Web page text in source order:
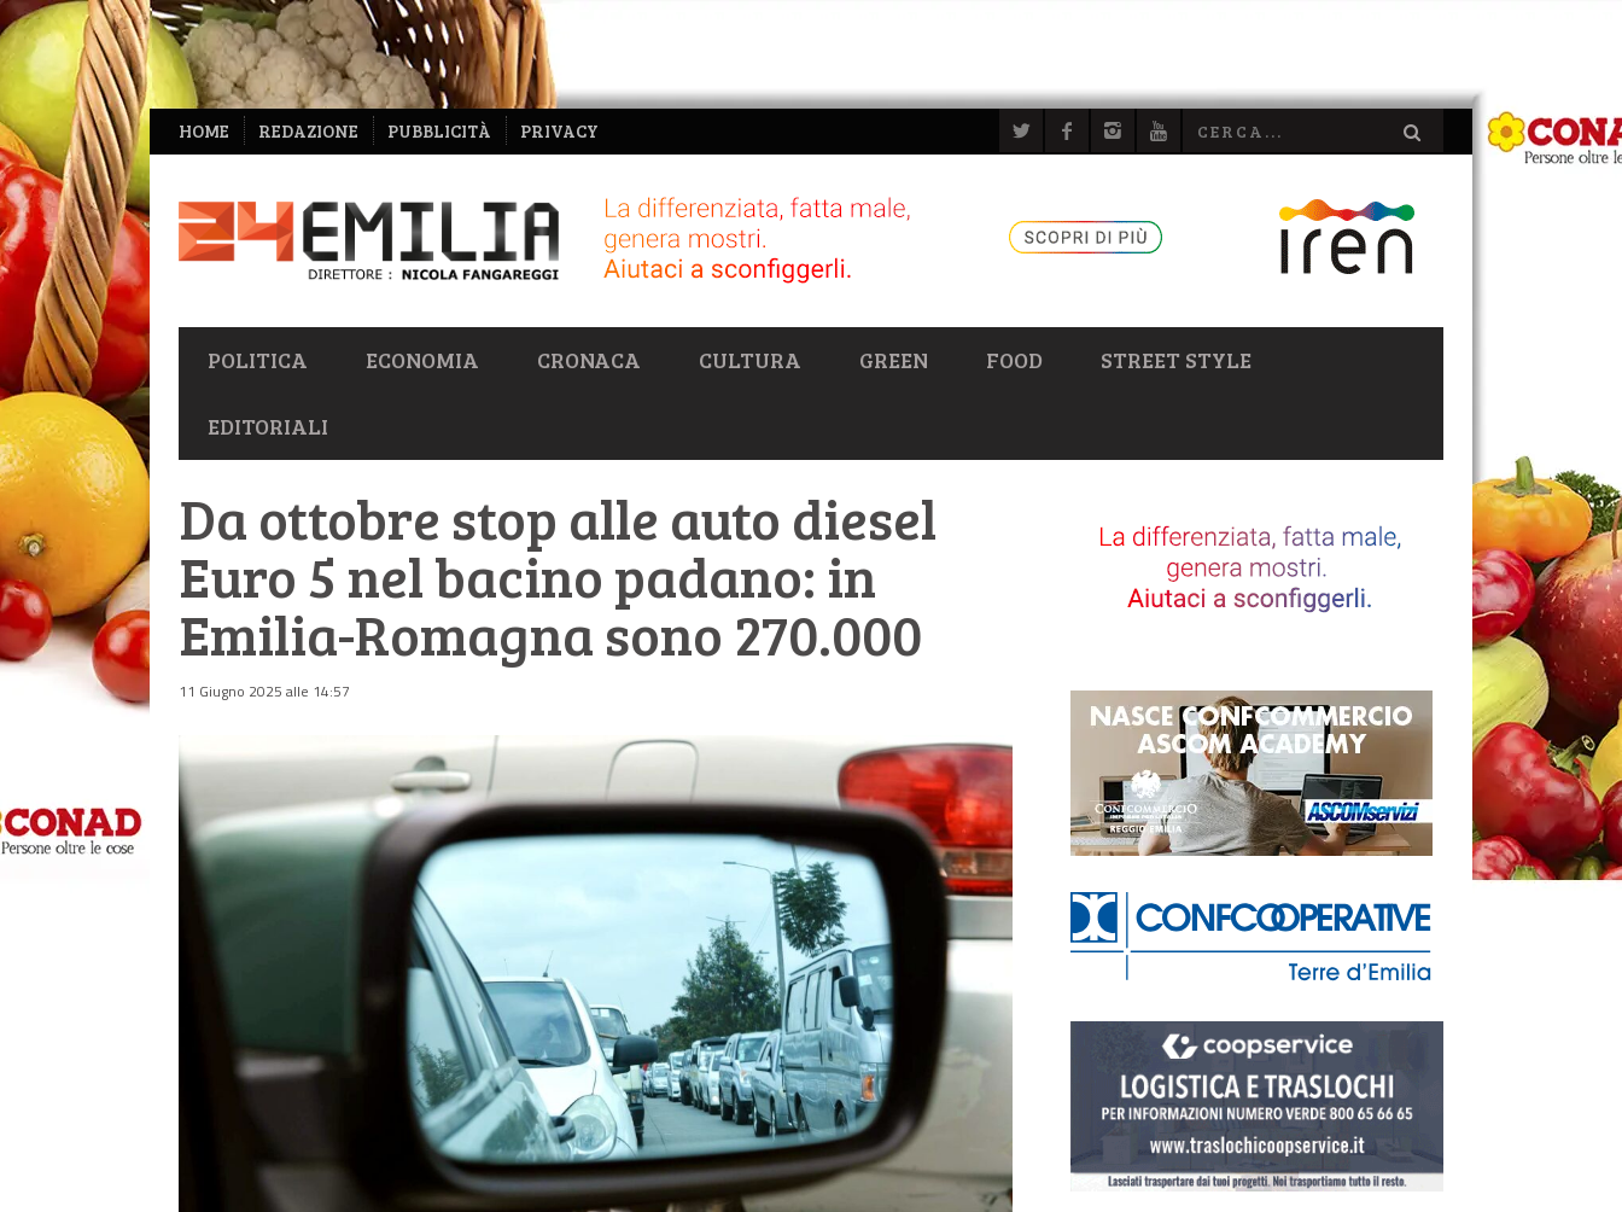
NAVIGAZIONE
SECONDARIA
HOME REDAZIONE PUBBLICITÀ PRIVACY
NAVIGAZIONE
PRIMARIA
POLITICA ECONOMIA CRONACA CULTURA GREEN FOOD STREET STYLE
EDITORIALI
Da ottobre stop alle auto diesel
Euro 5 nel bacino padano: in
Emilia-Romagna sono 270.000
11 Giugno 2025 alle 14:57